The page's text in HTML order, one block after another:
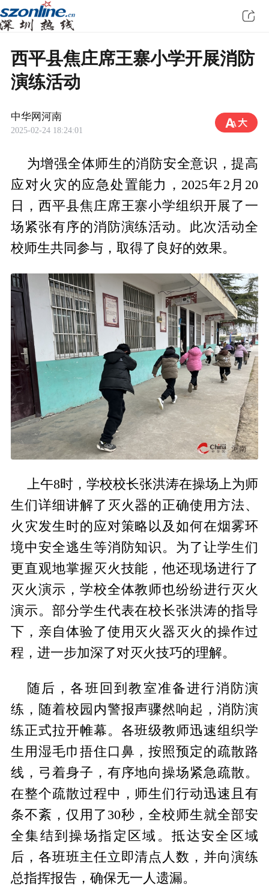
西平县焦庄席王寨小学开展消防
演练活动
中华网河南
2025-02-24 18:24:01
为增强全体师生的消防安全意识，提高
应对火灾的应急处置能力，2025年2月20
日，西平县焦庄席王寨小学组织开展了一
场紧张有序的消防演练活动。此次活动全
校师生共同参与，取得了良好的效果。
上午8时，学校校长张洪涛在操场上为师
生们详细讲解了灭火器的正确使用方法、
火灾发生时的应对策略以及如何在烟雾环
境中安全逃生等消防知识。为了让学生们
更直观地掌握灭火技能，他还现场进行了
灭火演示，学校全体教师也纷纷进行灭火
演示。部分学生代表在校长张洪涛的指导
下，亲自体验了使用灭火器灭火的操作过
程，进一步加深了对灭火技巧的理解。
随后，各班回到教室准备进行消防演
练，随着校园内警报声骤然响起，消防演
练正式拉开帷幕。各班级教师迅速组织学
生用湿毛巾捂住口鼻，按照预定的疏散路
线，弓着身子，有序地向操场紧急疏散。
在整个疏散过程中，师生们行动迅速且有
条不紊，仅用了30秒，全校师生就全部安
全集结到操场指定区域。抵达安全区域
后，各班班主任立即清点人数，并向演练
总指挥报告，确保无一人遗漏。